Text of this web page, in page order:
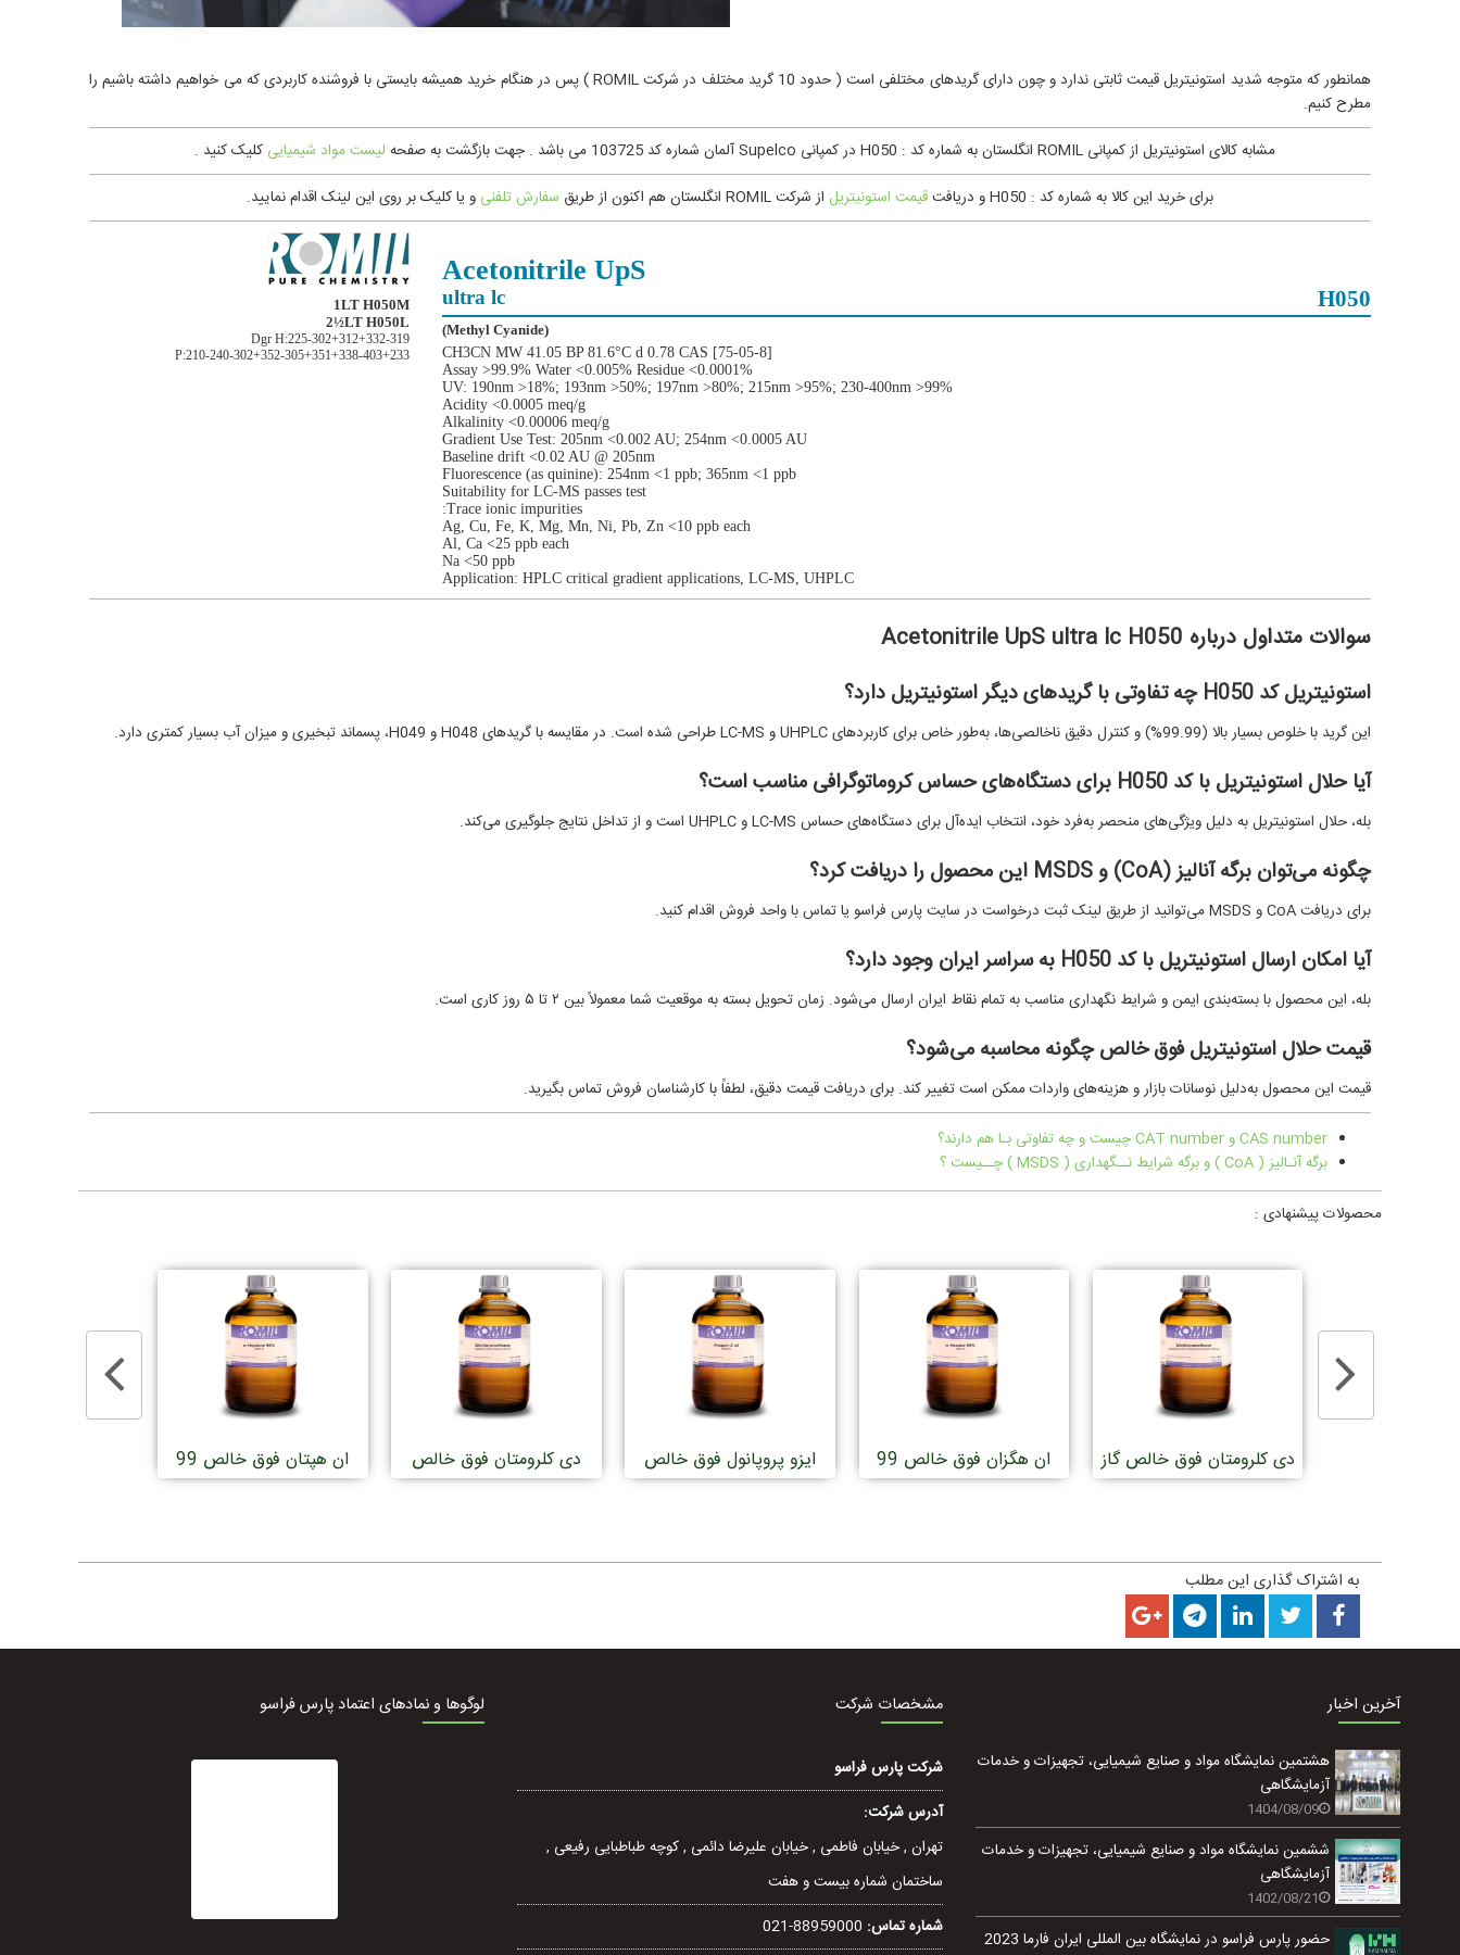
همانطور که متوجه شدید استونیتریل قیمت ثابتی ندارد و چون دارای گریدهای مختلفی است ( حدود 10 گرید مختلف در شرکت ROMIL ) پس در هنگام خرید همیشه بایستی با فروشنده کاربردی که می خواهیم داشته باشیم را
مطرح کنیم.
مشابه کالای استونیتریل از کمپانی ROMIL انگلستان به شماره کد : H050 در کمپانی Supelco آلمان شماره کد 103725 می باشد . جهت بازگشت به صفحه
لیستمواد شیمیایی کلیک کنید .
برای خرید این کالا به شماره کد : H050 و دریافت
قیمت استونیتریل از شرکت ROMIL انگلستان هم اکنون از طریق سفارش تلفنی و یا کليک بر روی اين لينک اقدام نمایید.
Acetonitrile UpS
ultra lc H050
(Methyl Cyanide)
CH3CN MW 41.05 BP 81.6°C d 0.78 CAS [75-05-8]
Assay >99.9% Water <0.005% Residue <0.0001%
UV: 190nm >18%; 193nm >50%; 197nm >80%; 215nm >95%; 230-400nm >99%
Acidity <0.0005 meq/g
Alkalinity <0.00006 meq/g
Gradient Use Test: 205nm <0.002 AU; 254nm <0.0005 AU
Baseline drift <0.02 AU @ 205nm
Fluorescence (as quinine): 254nm <1 ppb; 365nm <1 ppb
Suitability for LC-MS passes test
Trace ionic impurities:
Ag, Cu, Fe, K, Mg, Mn, Ni, Pb, Zn <10 ppb each
Al, Ca <25 ppb each
Na <50 ppb
Application: HPLC critical gradient applications, LC-MS, UHPLC
1LT H050M
2½LT H050L
Dgr H:225-302+312+332-319
P:210-240-302+352-305+351+338-403+233
سوالات متداول درباره Acetonitrile UpS ultra lc H050
استونیتریل کد H050 چه تفاوتی با گریدهای دیگر استونیتریل دارد؟
این گرید با خلوص بسیار بالا (99.99%) و کنترل دقیق ناخالصی‌ها، به‌طور خاص برای کاربردهای UHPLC و LC-MS طراحی شده است. در مقایسه با گریدهای H048 و H049، پسماند تبخیری و میزان آب بسیار کمتری دارد.
آیا حلال استونیتریل با کد H050 برای دستگاه‌های حساس کروماتوگرافی مناسب است؟
بله، حلال استونیتریل به دلیل ویژگی‌های منحصر به‌فرد خود، انتخاب ایده‌آل برای دستگاه‌های حساس LC-MS و UHPLC است و از تداخل نتایج جلوگیری می‌کند.
چگونه می‌توان برگه آنالیز (CoA) و MSDS این محصول را دریافت کرد؟
برای دریافت CoA و MSDS می‌توانید از طریق لینک ثبت درخواست در سایت پارس فراسو یا تماس با واحد فروش اقدام کنید.
آیا امکان ارسال استونیتریل با کد H050 به سراسر ایران وجود دارد؟
بله، این محصول با بسته‌بندی ایمن و شرایط نگهداری مناسب به تمام نقاط ایران ارسال می‌شود. زمان تحویل بسته به موقعیت شما معمولاً بین ۲ تا ۵ روز کاری است.
قیمت حلال استونیتریل فوق خالص چگونه محاسبه می‌شود؟
قیمت این محصول به‌دلیل نوسانات بازار و هزینه‌های واردات ممکن است تغییر کند. برای دریافت قیمت دقیق، لطفاً با کارشناسان فروش تماس بگیرید.
CAS number و CAT number چیست و چه تفاوتی بـا هم دارند؟
برگه آنـالیز ( CoA ) و برگه شرایط نــگهداری ( MSDS ) چــیست ؟
محصولات پیشنهادی :
ان هپتان فوق خالص 99
MS
دی کلرومتان فوق خالص
ایزو پروپانول فوق خالص
ان هگزان فوق خالص 99
MS
دی کلرومتان فوق خالص گاز
به اشتراک گذاری این مطلب
آخرین اخبار
هشتمین نمایشگاه مواد و صنایع شیمیایی، تجهیزات و خدمات
آزمایشگاهی
1404/08/09
ششمین نمایشگاه مواد و صنایع شیمیایی، تجهیزات و خدمات
آزمایشگاهی
1402/08/21
حضور پارس فراسو در نمایشگاه بین المللی ایران فارما 2023
مشخصات شرکت
شرکت پارس فراسو
آدرس شرکت:
تهران , خيابان فاطمی , خیابان عليرضا دائمی , کوچه طباطبایی رفيعی ,
ساختمان شماره بیست و هفت
شماره تماس: 021-88959000
لوگوها و نمادهای اعتماد پارس فراسو